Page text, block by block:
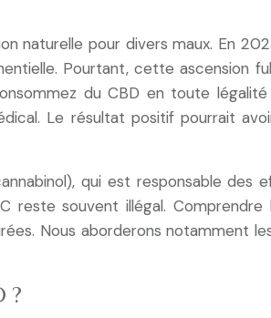
naturelle pour divers maux. En
Pourtant, cette ascension
du CBD en toute
Le résultat positif pourrait
qui est responsable des
reste souvent illégal.
Nous aborderons notamment
?